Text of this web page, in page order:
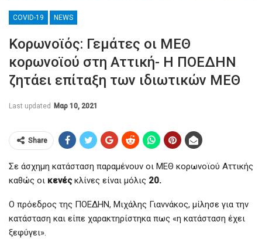
COVID-19 NEWS
Κορωνοϊός: Γεμάτες οι ΜΕΘ
κορωνοϊού στη Αττική- Η ΠΟΕΔΗΝ
ζητάει επίταξη των ιδιωτικών ΜΕΘ
Last updated Μαρ 10, 2021
Share
Σε άσχημη κατάσταση παραμένουν οι ΜΕΘ κορωνοϊού Αττικής
καθώς οι κενές κλίνες είναι μόλις 20.
Ο πρόεδρος της ΠΟΕΔΗΝ, Μιχάλης Γιαννάκος, μίλησε για την
κατάσταση και είπε χαρακτηρίστηκα πως «η κατάσταση έχει
ξεφύγει».